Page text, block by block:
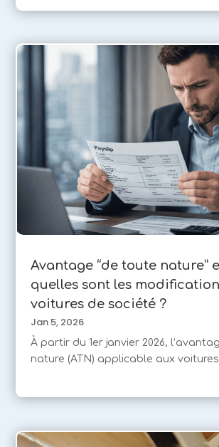
Avantage “de toute nature”
quelles sont les
voitures de société ?
Jan 5, 2026
À partir du 1er janvier 2026,
nature (ATN) applicable aux